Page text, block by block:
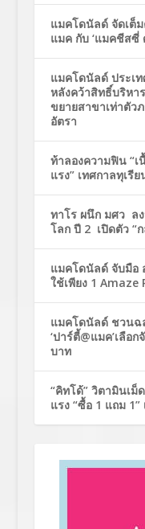
แมคโดนัลด์ จัดเต็
แมค กับ ‘แมคชีสซี่
แมคโดนัลด์ ประเ
หลังคว้าสิทธิ์บริหา
ขยายสาขาเท่าตัว
อัตรา
ท้าลองความฟิน “
แรง” เทศกาลทุเรี
ทาโร ผนึก มศว ล
โลก ปี 2 เปิดตัว “
แมคโดนัลด์ จับมือ
ใช้เพียง 1
แมคโดนัลด์ ชวนฉ
‘ปาร์ตี้@แมค’เลือ
บาท
“คิทโด้” วิตามินเม็
แรง “ซื้อ 1 แถม 1”